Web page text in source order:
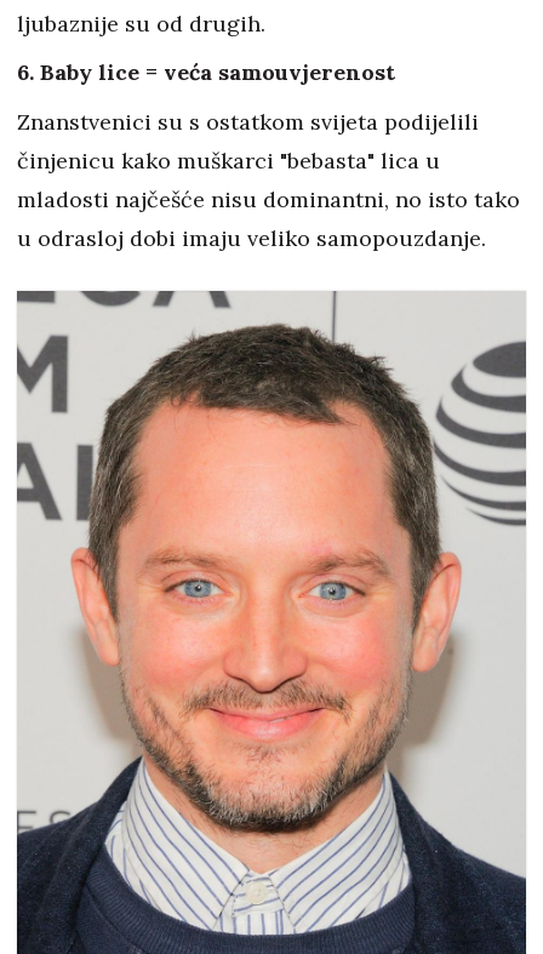
ljubaznije su od drugih.
6. Baby lice = veća samouvjerenost
Znanstvenici su s ostatkom svijeta podijelili
činjenicu kako muškarci "bebasta" lica u
mladosti najčešće nisu dominantni, no isto tako
u odrasloj dobi imaju veliko samopouzdanje.